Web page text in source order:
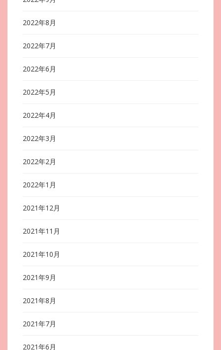
2022年8月
2022年7月
2022年6月
2022年5月
2022年4月
2022年3月
2022年2月
2022年1月
2021年12月
2021年11月
2021年10月
2021年9月
2021年8月
2021年7月
2021年6月